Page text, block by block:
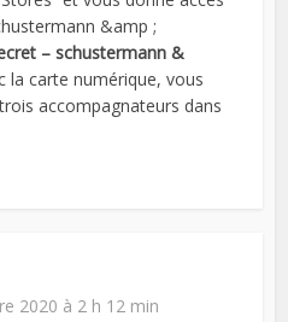
&amp ;
– schustermann &
la carte numérique, vous
accompagnateurs dans
2020 à 2 h 12 min